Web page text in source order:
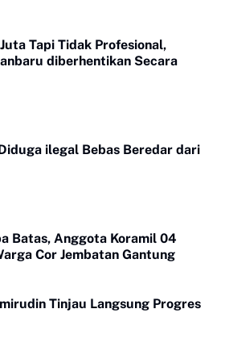
Tapi Tidak Profesional,
diberhentikan Secara
ilegal Bebas Beredar dari
Batas, Anggota Koramil 04
Cor Jembatan Gantung
Tinjau Langsung Progres